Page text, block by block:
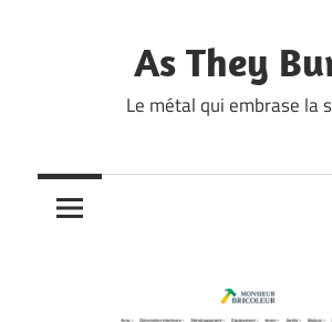
As They
Le métal qui embrase la